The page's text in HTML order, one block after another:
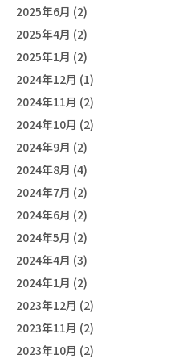
2025年6月 (2)
2025年4月 (2)
2025年1月 (2)
2024年12月 (1)
2024年11月 (2)
2024年10月 (2)
2024年9月 (2)
2024年8月 (4)
2024年7月 (2)
2024年6月 (2)
2024年5月 (2)
2024年4月 (3)
2024年1月 (2)
2023年12月 (2)
2023年11月 (2)
2023年10月 (2)